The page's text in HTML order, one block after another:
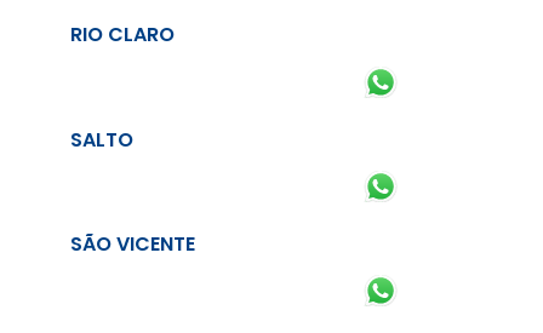
RIO CLARO
SALTO
SÃO VICENTE